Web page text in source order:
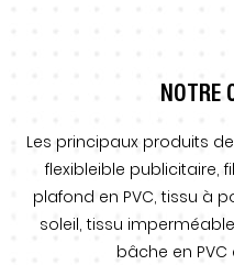
NOTRE
Les principaux produits
flexibleible publicitaire,
plafond en PVC, tissu à
soleil, tissu
bâche en